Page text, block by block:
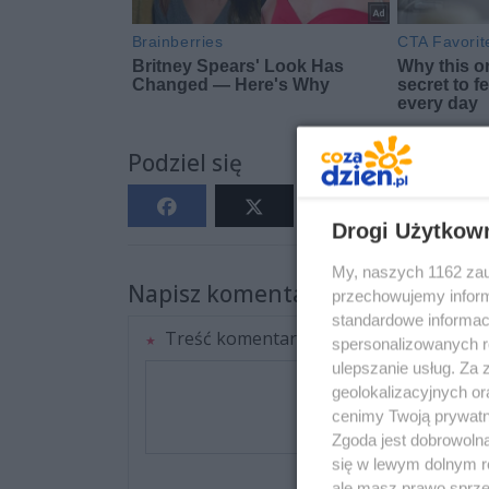
Podziel się
Napisz komentarz
Treść komentarza
Drogi
My, naszych 1162
przechowujemy
standardowe
spersonalizowanych
ulepszanie usług.
geolokalizacyjnych
cenimy Twoją
Zgoda jest
się w lewym dolnym